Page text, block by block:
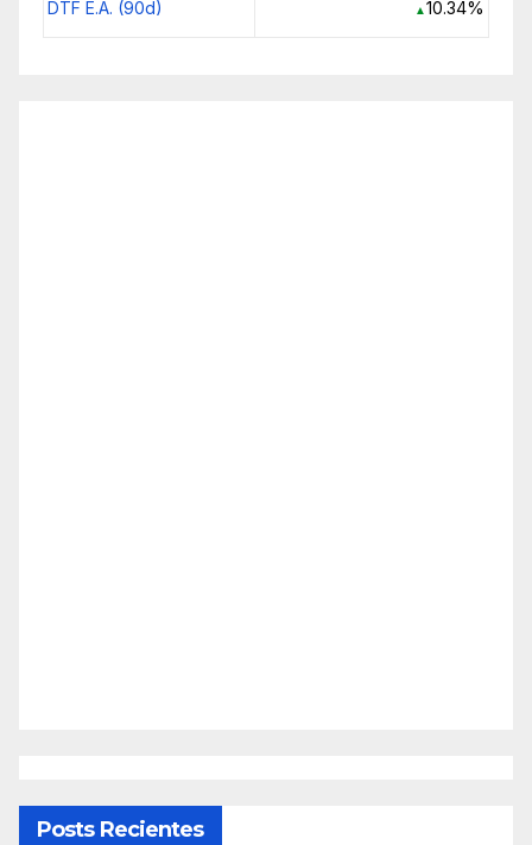
DTF E.A. (90d) ▲10.34%
Posts Recientes